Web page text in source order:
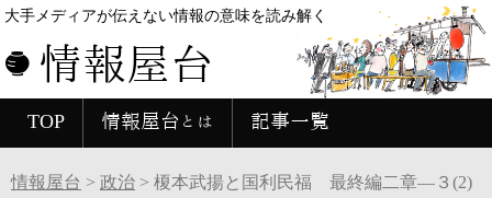
大手メディアが伝えない情報の意味を読み解く
情報屋台
TOP 情報屋台とは 記事一覧
情報屋台 > 政治 > 榎本武揚と国利民福 最終編二章―３(2)